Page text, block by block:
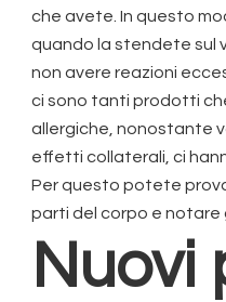
che avete. In questo
quando la stendete sul
non avere reazioni
ci sono tanti prodotti
allergiche, nonostante
effetti collaterali, ci
Per questo potete
parti del corpo e notare
Nuovi